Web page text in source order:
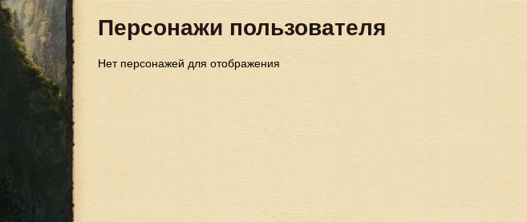
Персонажи пользователя
Нет персонажей для отображения